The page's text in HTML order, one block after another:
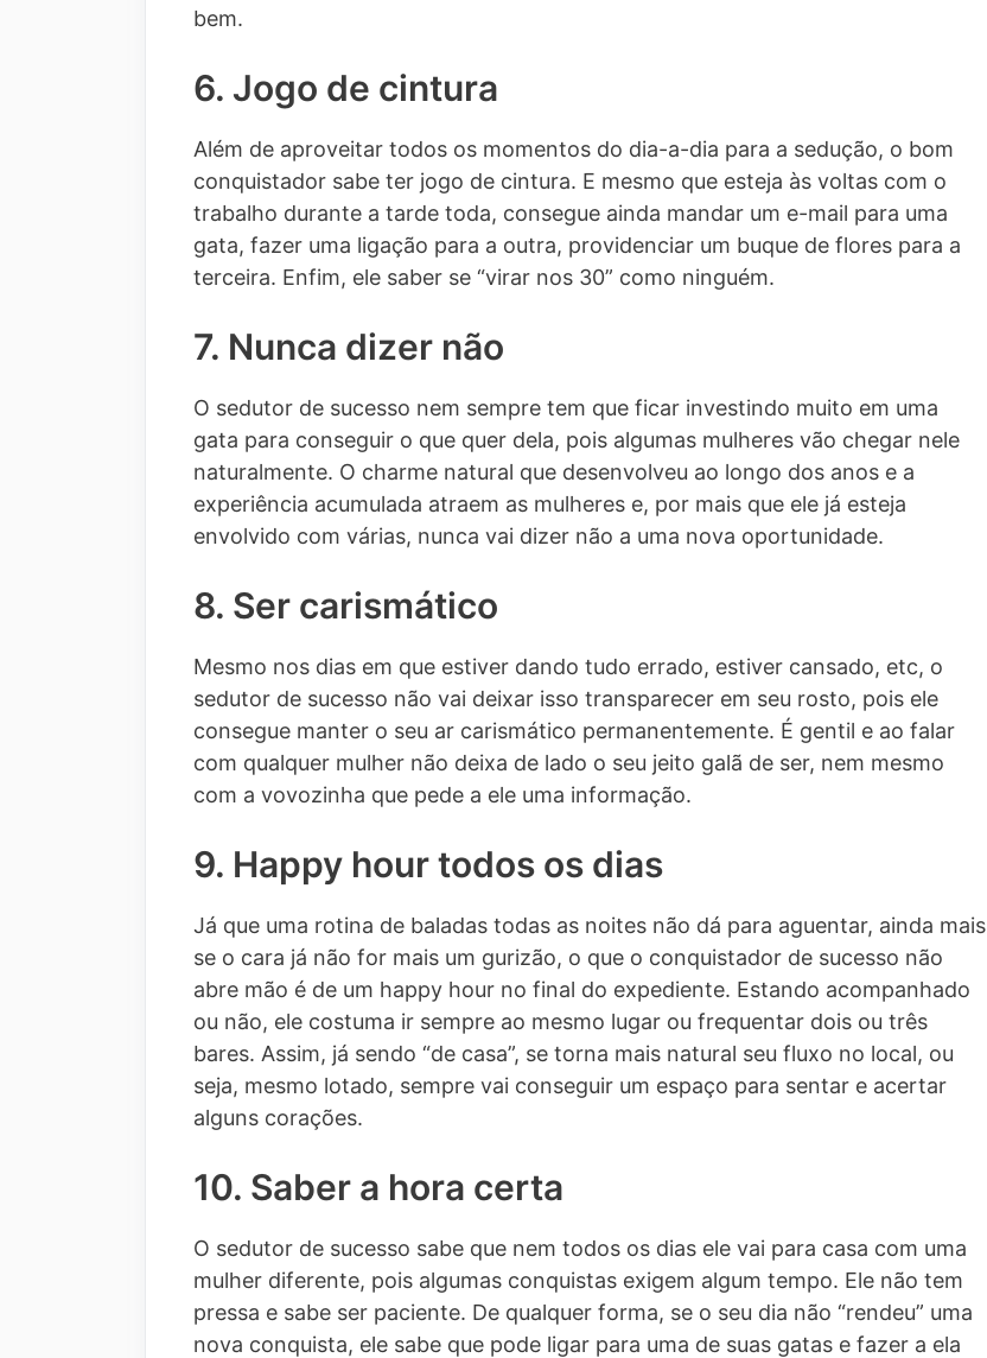
bem.
6. Jogo de cintura
Além de aproveitar todos os momentos do dia-a-dia para a sedução, o bom
conquistador sabe ter jogo de cintura. E mesmo que esteja às voltas com o
trabalho durante a tarde toda, consegue ainda mandar um e-mail para uma
gata, fazer uma ligação para a outra, providenciar um buque de flores para a
terceira. Enfim, ele saber se “virar nos 30” como ninguém.
7. Nunca dizer não
O sedutor de sucesso nem sempre tem que ficar investindo muito em uma
gata para conseguir o que quer dela, pois algumas mulheres vão chegar nele
naturalmente. O charme natural que desenvolveu ao longo dos anos e a
experiência acumulada atraem as mulheres e, por mais que ele já esteja
envolvido com várias, nunca vai dizer não a uma nova oportunidade.
8. Ser carismático
Mesmo nos dias em que estiver dando tudo errado, estiver cansado, etc, o
sedutor de sucesso não vai deixar isso transparecer em seu rosto, pois ele
consegue manter o seu ar carismático permanentemente. É gentil e ao falar
com qualquer mulher não deixa de lado o seu jeito galã de ser, nem mesmo
com a vovozinha que pede a ele uma informação.
9. Happy hour todos os dias
Já que uma rotina de baladas todas as noites não dá para aguentar, ainda mais
se o cara já não for mais um gurizão, o que o conquistador de sucesso não
abre mão é de um happy hour no final do expediente. Estando acompanhado
ou não, ele costuma ir sempre ao mesmo lugar ou frequentar dois ou três
bares. Assim, já sendo “de casa”, se torna mais natural seu fluxo no local, ou
seja, mesmo lotado, sempre vai conseguir um espaço para sentar e acertar
alguns corações.
10. Saber a hora certa
O sedutor de sucesso sabe que nem todos os dias ele vai para casa com uma
mulher diferente, pois algumas conquistas exigem algum tempo. Ele não tem
pressa e sabe ser paciente. De qualquer forma, se o seu dia não “rendeu” uma
nova conquista, ele sabe que pode ligar para uma de suas gatas e fazer a ela